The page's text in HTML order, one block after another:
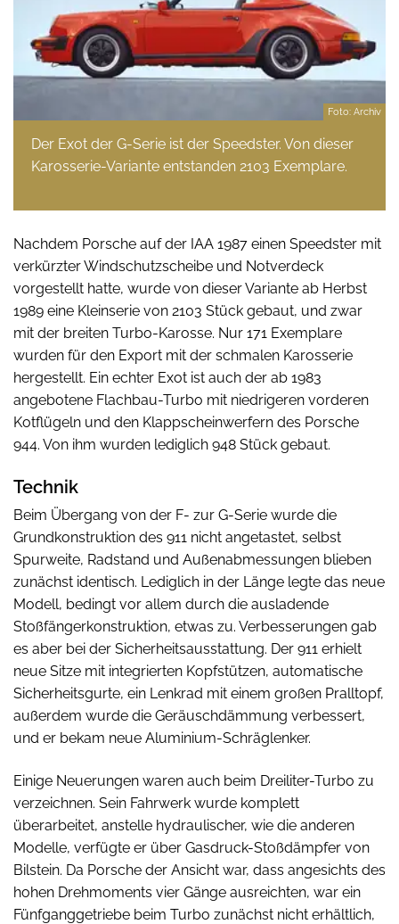
Foto: Archiv
Der Exot der G-Serie ist der Speedster. Von dieser
Karosserie-Variante entstanden 2103 Exemplare.
Nachdem Porsche auf der IAA 1987 einen Speedster mit
verkürzter Windschutzscheibe und Notverdeck
vorgestellt hatte, wurde von dieser Variante ab Herbst
1989 eine Kleinserie von 2103 Stück gebaut, und zwar
mit der breiten Turbo-Karosse. Nur 171 Exemplare
wurden für den Export mit der schmalen Karosserie
hergestellt. Ein echter Exot ist auch der ab 1983
angebotene Flachbau-Turbo mit niedrigeren vorderen
Kotflügeln und den Klappscheinwerfern des Porsche
944. Von ihm wurden lediglich 948 Stück gebaut.
Technik
Beim Übergang von der F- zur G-Serie wurde die
Grundkonstruktion des 911 nicht angetastet, selbst
Spurweite, Radstand und Außenabmessungen blieben
zunächst identisch. Lediglich in der Länge legte das neue
Modell, bedingt vor allem durch die ausladende
Stoßfängerkonstruktion, etwas zu. Verbesserungen gab
es aber bei der Sicherheitsausstattung. Der 911 erhielt
neue Sitze mit integrierten Kopfstützen, automatische
Sicherheitsgurte, ein Lenkrad mit einem großen Pralltopf,
außerdem wurde die Geräuschdämmung verbessert,
und er bekam neue Aluminium-Schräglenker.
Einige Neuerungen waren auch beim Dreiliter-Turbo zu
verzeichnen. Sein Fahrwerk wurde komplett
überarbeitet, anstelle hydraulischer, wie die anderen
Modelle, verfügte er über Gasdruck-Stoßdämpfer von
Bilstein. Da Porsche der Ansicht war, dass angesichts des
hohen Drehmoments vier Gänge ausreichten, war ein
Fünfganggetriebe beim Turbo zunächst nicht erhältlich,